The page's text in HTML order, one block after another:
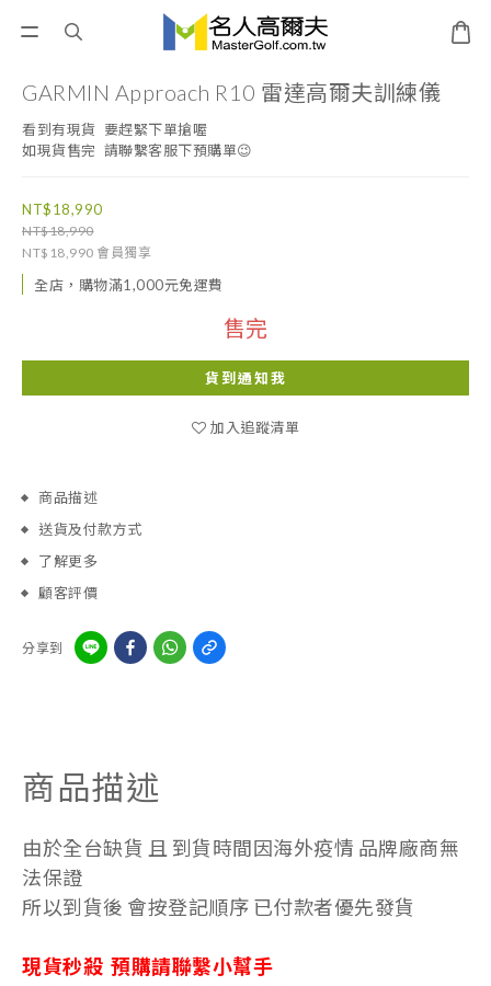
GARMIN Approach R10 雷達高爾夫訓練儀
看到有現貨  要趕緊下單搶喔
如現貨售完  請聯繫客服下預購單😉
NT$18,990
NT$18,990
NT$18,990 會員獨享
全店，購物滿1,000元免運費
售完
貨到通知我
加入追蹤清單
商品描述
送貨及付款方式
了解更多
顧客評價
分享到
商品描述
由於全台缺貨 且 到貨時間因海外疫情 品牌廠商無
法保證
所以到貨後 會按登記順序 已付款者優先發貨
現貨秒殺 預購請聯繫小幫手